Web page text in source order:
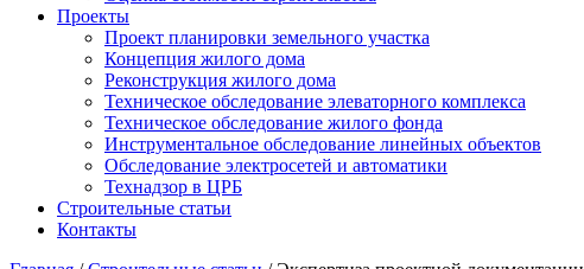
Проекты
Проект планировки земельного участка
Концепция жилого дома
Реконструкция жилого дома
Техническое обследование элеваторного комплекса
Техническое обследование жилого фонда
Инструментальное обследование линейных объектов
Обследование электросетей и автоматики
Технадзор в ЦРБ
Строительные статьи
Контакты